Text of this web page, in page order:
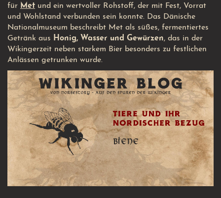
für Met und ein wertvoller Rohstoff, der mit Fest, Vorrat
und Wohlstand verbunden sein konnte. Das Dänische
Nationalmuseum beschreibt Met als süßes, fermentiertes
Getränk aus Honig, Wasser und Gewürzen, das in der
Wikingerzeit neben starkem Bier besonders zu festlichen
Anlässen getrunken wurde.